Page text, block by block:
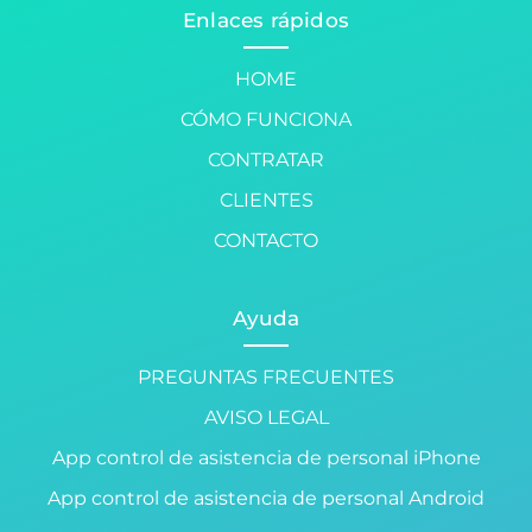
Enlaces rápidos
HOME
CÓMO FUNCIONA
CONTRATAR
CLIENTES
CONTACTO
Ayuda
PREGUNTAS FRECUENTES
AVISO LEGAL
App control de asistencia de personal iPhone
App control de asistencia de personal Android